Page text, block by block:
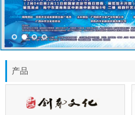
产品